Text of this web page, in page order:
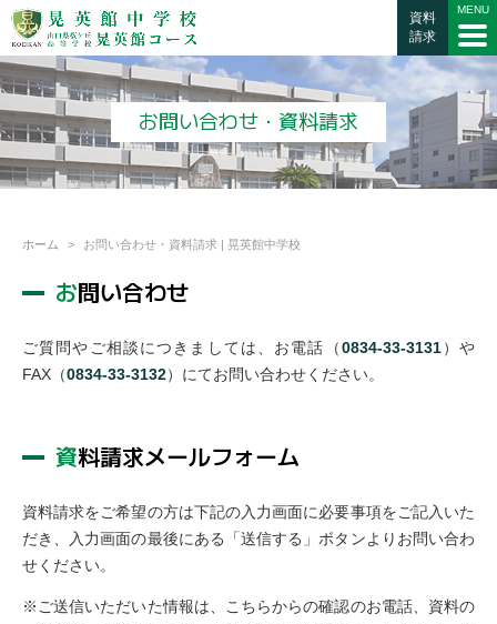
資料
請求
お問い合わせ・資料請求
ホーム お問い合わせ・資料請求 | 晃英館中学校
お問い合わせ
ご質問やご相談につきましては、お電話（ 0834-33-3131）や
FAX（0834-33-3132）にてお問い合わせください。
資料請求メールフォーム
資料請求をご希望の方は下記の入力画面に必要事項をご記入いた
だき、入力画面の最後にある「送信する」ボタンよりお問い合わ
せください。
※ご送信いただいた情報は、こちらからの確認のお電話、資料の